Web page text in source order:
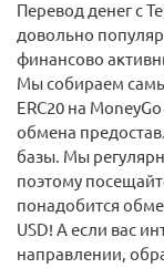
Перевод денег с
довольно
финансово
Мы собираем
ERC20 на
обмена
базы. Мы
поэтому
понадобится
USD! А если вас
направлении,